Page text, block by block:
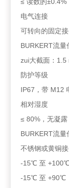
电气连接
可转向的固定
BURKERT流
zui大截面：1.5
防护等级
IP67，带 M12
相对湿度
≤ 80%，无凝露
BURKERT流
不锈钢或黄铜
-15℃ 至
-15℃ 至 +90℃